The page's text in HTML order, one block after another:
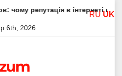
в інтернеті вирішує все
6th, 2026
RU UK